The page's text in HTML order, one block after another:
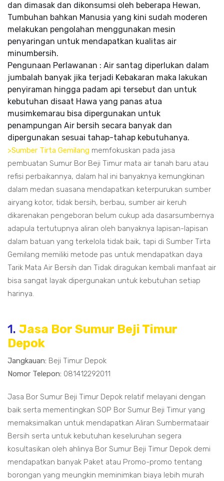
dan dimasak dan dikonsumsi oleh beberapa Hewan,
Tumbuhan bahkan Manusia yang kini sudah moderen
melakukan pengolahan menggunakan mesin
penyaringan untuk mendapatkan kualitas air
minumbersih.
Pengunaan Perlawanan : Air santag diperlukan dalam
jumbalah banyak jika terjadi Kebakaran maka lakukan
penyiraman hingga padam api tersebut dan untuk
kebutuhan disaat Hawa yang panas atua
musimkemarau bisa dipergunakan untuk
penampungan Air bersih secara banyak dan
dipergunakan sesuai tahap-tahap kebutuhanya.
>Sumber Tirta Gemilang memfokuskan pada jasa
pembuatan Sumur Bor Beji Timur mata air tanah baru atau
refisi perbaikannya, dalam hal ini banyaknya kemungkinan
dalam medan suasana mendapatkan keterpurukan sumber
airyang kotor, tidak bersih, berbau, sumber air keruh
dikarenakan pengeboran belum cukup ada dasarsumbernya
adapula tertutupnya aliran oleh banyaknya lapisan-lapisan
dalam batuan yang terkelola tidak baik, tapi di Sumber Tirta
Gemilang memiliki metode pas untuk mendapatkan daya
Tarik Mata Air Bersih dan Tidak diragukan kembali manfaat air
bisa sangat layak dipergunakan untuk kebutuhan setiap
harinya.
1. Jasa Bor Sumur Beji Timur
Depok
Jangkauan: Beji Timur Depok
Nomor Telepon: 081412292011
Jasa Bor Sumur Beji Timur Depok relatif melayani dengan
baik serta mementingkan SOP Bor Sumur Beji Timur yang
memaksimalkan untuk mendapatkan Aliran Sumbermataair
Bersih serta untuk kebutuhan keseluruhan segera
kosultasikan oleh ahlinya Bor Sumur Beji Timur Depok demi
mendapatkan banyak Paket atau Promo-promo tentang
borongan yang meungkin meminimkan biaya lebih murah